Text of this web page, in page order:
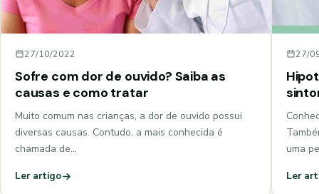
27/10/2022
Sofre com dor de ouvido? Saiba as
causas e como tratar
Muito comum nas crianças, a dor de ouvido possui
diversas causas. Contudo, a mais conhecida é
chamada de…
Ler artigo
27/
uma
Ler